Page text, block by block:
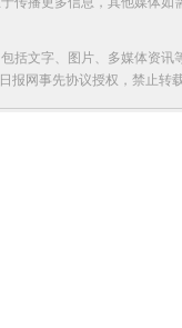
括文字、图片、多媒体资
报网事先协议授权，禁止转